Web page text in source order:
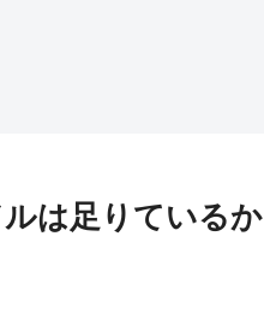
は足りているか